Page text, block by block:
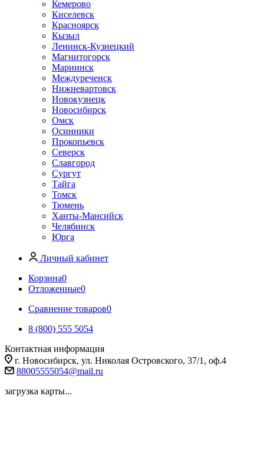
Кемерово
Киселевск
Красноярск
Кызыл
Ленинск-Кузнецкий
Магнитогорск
Мариинск
Междуреченск
Нижневартовск
Новокузнецк
Новосибирск
Омск
Осинники
Прокопьевск
Северск
Славгород
Сургут
Тайга
Томск
Тюмень
Ханты-Мансийск
Челябинск
Юрга
Личный кабинет
Корзина0
Отложенные0
Сравнение товаров0
8 (800) 555 5054
Контактная информация
г. Новосибирск, ул. Николая Островского, 37/1, оф.4
88005555054@mail.ru
загрузка карты...